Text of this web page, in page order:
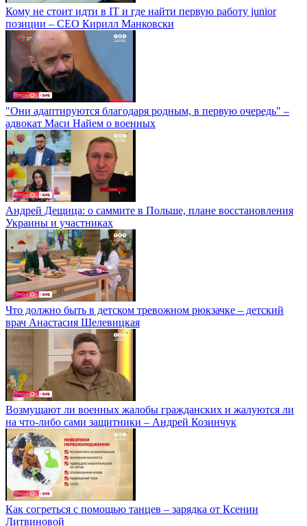
Кому не стоит идти в IT и где найти первую работу junior
позиции – СЕО Кирилл Манковски
"Они адаптируются благодаря родным, в первую очередь" –
адвокат Маси Найем о военных
Андрей Дещица: о саммите в Польше, плане восстановления
Украины и участниках
Что должно быть в детском тревожном рюкзачке – детский
врач Анастасия Шелевицкая
Возмущают ли военных жалобы гражданских и жалуются ли
на что-либо сами защитники – Андрей Козинчук
Как согреться с помощью танцев – зарядка от Ксении
Литвиновой